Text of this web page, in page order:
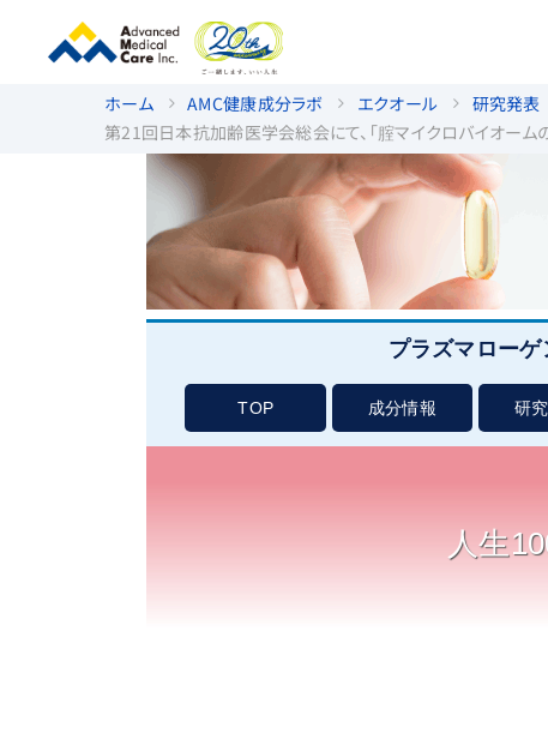
ホーム AMC健康成分ラボ エクオール
研究発表
第21回日本抗加齢医学会総会にて、「腟マイクロバイオー
プラズマローゲ
TOP 成分情報 研
人生